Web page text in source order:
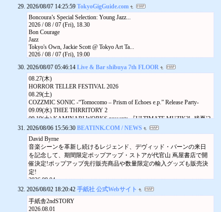
Movie,Drama
ソクーロフが90分ワンカットで描いた『エルミタージュ幻想』リマ
スター版が期間限定上映
2026.08.07
Book
東野圭吾『永遠の記憶』発売記念キャンペーン第3弾。東野圭吾お気
に入りの一文を推理
2026.08.07
Movie,Drama
スタジオジブリ『耳をすませば』『借りぐらしのアリエッティ』4K
リマスター版の上映が決定
2026.08.07
Movie,Drama
朝ドラ『ブラッサム』ポスター公開。タイトル映像監督は奥山大
史、語りは三條雅幸アナウンサー
2026.08.07
EVISBEATS、前田和彦との新作コラボレーション・アルバム『Smrt
i』リリース決定 収録曲先行配信
（2026/08/07掲載）
玉置浩二とASKAによる奇跡のコラボが実現 壮大なスケールで描く
新曲「音銀河」リリース決定
（2026/08/07掲載）
Number_i、ワールド・ツアー日本公演の5大ドームの日程を発表
（2026/08/07掲載）
韓国発のインディ・バンド“wave to earth”、ニュー・アルバム『bad pie
ces』をリリー…
2026/08/07 14:25:59 TokyoGigGuide.com
Boncoura’s Special Selection: Young Jazz...
2026 / 08 / 07 (Fri), 18.30
Bon Courage
Jazz
Tokyo's Own, Jackie Scott @ Tokyo Art Ta...
2026 / 08 / 07 (Fri), 19.00
Nagaike Joe [SCOOBIE DO] (bass), Yuya Ta...
2026 / 08 / 07 (Fri), 19.00
Alternative, Blues, Improvised, Rock n Roll
Futashika, Yu Sonoda, Masanobu Yoshimura...
2026 / 08 / 07 (Fri), 19.00
Oriental Force
Koenji
Avant garde, Experimental, Improvised, World
Masaki Yoshihisa (g) + Micoru Ichikawa (...
2026 / 08 / 07 (Fri), 19.00
Violon
Asagaya
Acoustic, Instrumental, Jazz, World
2026 / 08 / 07 (Fri), 19.00
2026/08/07 05:46:14 Live & Bar shibuya 7th FLOOR
08.27(木)
HORROR TELLER FESTIVAL 2026
08.29(土)
COZZMIC SONIC -“Tomocomo – Prism of Echoes e.p.” Release Party-
09.09(水) THEE THRRITORY 2
09.19(土) KAMINARI WORKS presents 『ULTIMATE MUZIK?!~残夏’2
6』
01.17(日) “monologue e.p.”リリースツアーファイナル
2026/08/06 15:56:30 BEATINK.COM / NEWS
David Byrne
音楽シーンを革新し続けるレジェンド、デヴィッド・バーンの来日
を記念して、期間限定ポップアップ・ストアが代官山 蔦屋書店で開
催決定!ポップアップ先行販売商品や数量限定の輸入グッズも販売決
定!
2026.08.04
David Byrne / 期間限定ポップアップ・ストアが代官山 蔦屋書店で開
催決定!
David Byrne / 期間限定ポップアップ・ストアが代官山 蔦屋書店で開
2026/08/02 18:20:42 手紙社 公式Webサイト
手紙舎2ndSTORY
2026.08.01